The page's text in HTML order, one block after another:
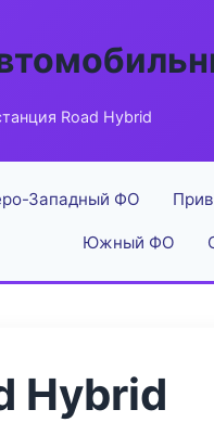
Road Hybrid
Западный ФО
Южный ФО
Hybrid